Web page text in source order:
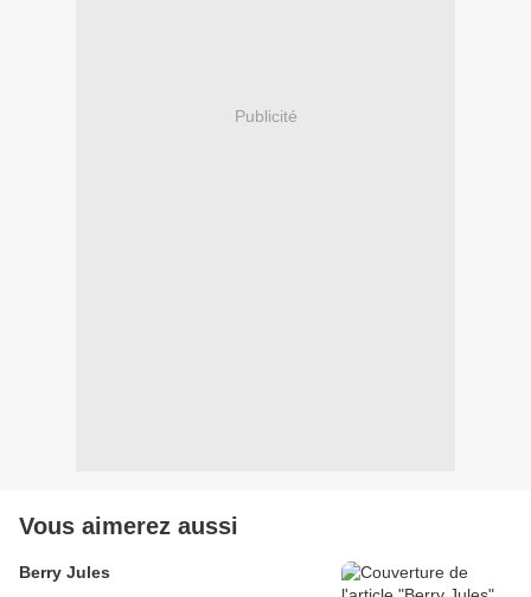
Publicité
Vous aimerez aussi
Berry Jules